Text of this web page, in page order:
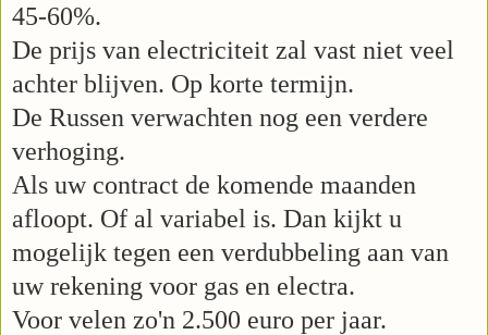
45-60%.
De prijs van electriciteit zal vast niet veel
achter blijven. Op korte termijn.
De Russen verwachten nog een verdere
verhoging.
Als uw contract de komende maanden
afloopt. Of al variabel is. Dan kijkt u
mogelijk tegen een verdubbeling aan van
uw rekening voor gas en electra.
Voor velen zo'n 2.500 euro per jaar.